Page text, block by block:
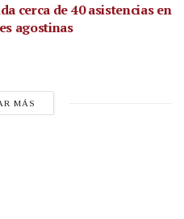
cerca de 40 asistencias en
agostinas
MÁS